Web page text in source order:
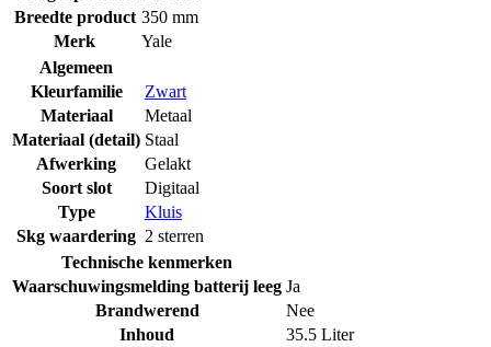
Breedte product 350 mm
Merk
Yale
Algemeen
Kleurfamilie
Zwart
Materiaal
Metaal
Materiaal (detail) Staal
Afwerking
Gelakt
Soort slot
Digitaal
Type
Kluis
Skg waardering 2 sterren
Technische kenmerken
Waarschuwingsmelding batterij leeg Ja
Brandwerend
Nee
Inhoud
35.5 Liter